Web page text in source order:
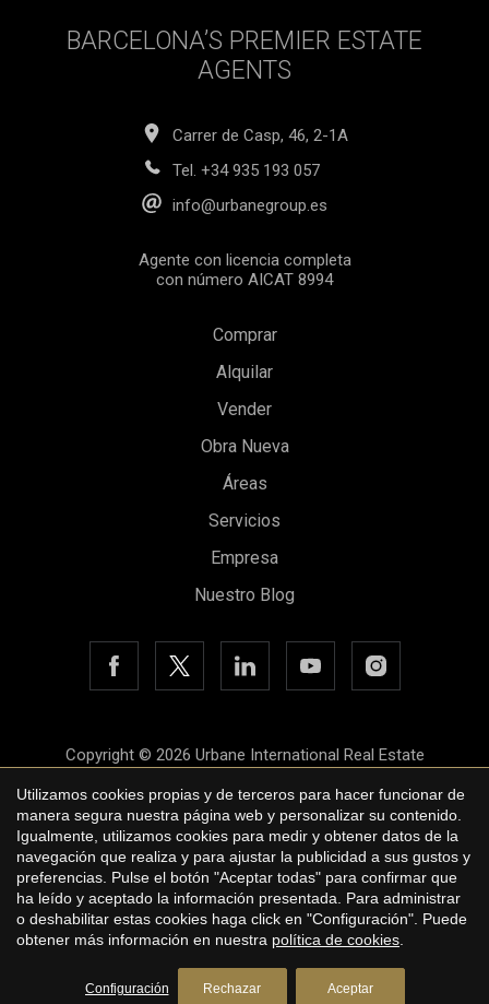
BARCELONA’S PREMIER ESTATE
AGENTS
Carrer de Casp, 46, 2-1A
Tel. +34 935 193 057
info@urbanegroup.es
Agente con licencia completa
con número AICAT 8994
Comprar
Alquilar
Vender
Obra Nueva
Áreas
Servicios
Empresa
Nuestro Blog
Copyright © 2026 Urbane International Real Estate
Aviso legal
Política de privacidad
Política de cookies
byiEstrategic
Utilizamos cookies propias y de terceros para hacer funcionar de
manera segura nuestra página web y personalizar su contenido.
Igualmente, utilizamos cookies para medir y obtener datos de la
navegación que realiza y para ajustar la publicidad a sus gustos y
preferencias. Pulse el botón "Aceptar todas" para confirmar que
ha leído y aceptado la información presentada. Para administrar
o deshabilitar estas cookies haga click en "Configuración". Puede
obtener más información en nuestra política de cookies
Configuración Rechazar Aceptar
Guardar configuración Aceptar todas